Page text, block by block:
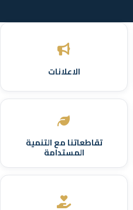
الاعلانات
تقاطعاتنا مع التنمية
المستدامة